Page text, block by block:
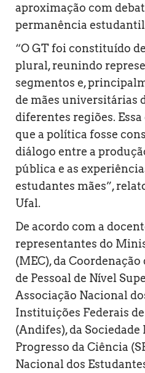
aproximação com
permanência
“O GT foi constituído
plural, reunindo
segmentos e,
de mães universitárias
diferentes regiões.
que a política fosse
diálogo entre a
pública e as
estudantes mães”,
Ufal.
De acordo com a
representantes do
(MEC), da
de Pessoal de Nível
Associação Nacional
Instituições Federais
(Andifes), da
Progresso da Ciência
Nacional dos